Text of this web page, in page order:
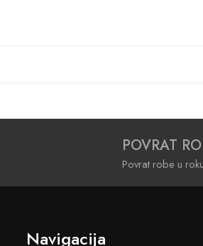
POVRAT
Povrat robe u
Navigacija